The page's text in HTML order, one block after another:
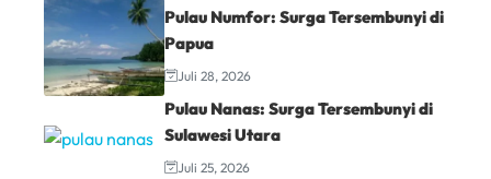
Pulau Numfor: Surga Tersembunyi di
Papua
Juli 28, 2026
Pulau Nanas: Surga Tersembunyi di
Sulawesi Utara
Juli 25, 2026